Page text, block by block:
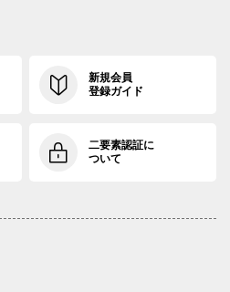
新規会員
登録ガイド
二要素認証に
ついて